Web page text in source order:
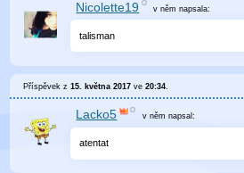
Nicolette19 v němnapsala:
talisman
Příspěvek z15. května 2017 ve20:34
Lacko5 v něm napsal:
atentat